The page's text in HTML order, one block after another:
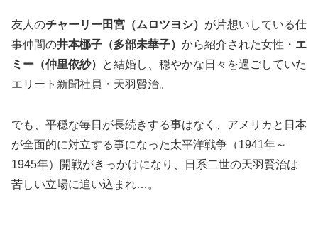
友人のチャーリー田宮（ムロツヨシ） が片想いしている仕
事仲間の井本梛子（多部未華子） から紹介された女性・ エ
ミー（仲里依紗）
と結婚し、穏やかな日々を過ごしていた
エリート新聞社員・天羽賢治。
でも、平穏な毎日が長続きする事はなく、アメリカと日本
が全面的に対立する事になった太平洋戦争（1941年～
1945年）開戦がきっかけになり、日系二世の天羽賢治は
苦しい立場に追い込まれ…。